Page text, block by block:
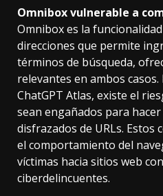
Omnibox vulnerable a
Omnibox es la
direcciones que permite
términos de búsqueda,
relevantes en ambos
ChatGPT Atlas, existe el
sean engañados para
disfrazados de URLs.
el comportamiento del
víctimas hacia sitios web
ciberdelincuentes.